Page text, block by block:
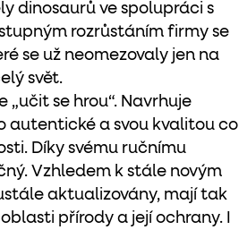
dinosaurů ve spolupráci s
rozrůstáním firmy se
se už neomezovaly jen na
svět.
„učit se hrou“. Navrhuje
autentické a svou kvalitou co
Díky svému ručnímu
Vzhledem k stále novým
aktualizovány, mají tak
přírody a její ochrany. I